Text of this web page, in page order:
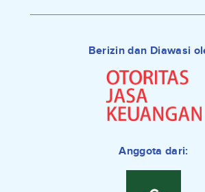
Berizin dan Diawasi
Anggota dari: